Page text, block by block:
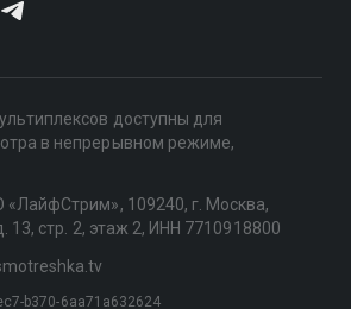
доступны для
в непрерывном режиме,
109240, г. Москва,
13, стр. 2, этаж 2, ИНН 7710918800
b370-6aa71a632624